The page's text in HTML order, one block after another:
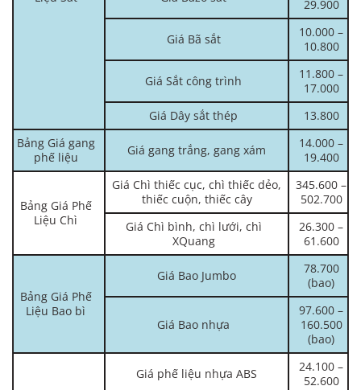
29.900
Giá Bã sắt
10.000 –
10.800
Giá Sắt công trình
11.800 –
17.000
Giá Dây sắt thép
13.800
Bảng Giá gang
phế liệu
Giá gang trắng, gang xám
14.000 –
19.400
Bảng Giá Phế
Liệu Chì
Giá Chì thiếc cục, chì thiếc dẻo,
thiếc cuộn, thiếc cây
345.600 –
502.700
Giá Chì bình, chì lưới, chì
XQuang
26.300 –
61.600
Bảng Giá Phế
Liệu Bao bì
Giá Bao Jumbo
78.700
(bao)
Giá Bao nhựa
97.600 –
160.500
(bao)
Giá phế liệu nhựa ABS
24.100 –
52.600